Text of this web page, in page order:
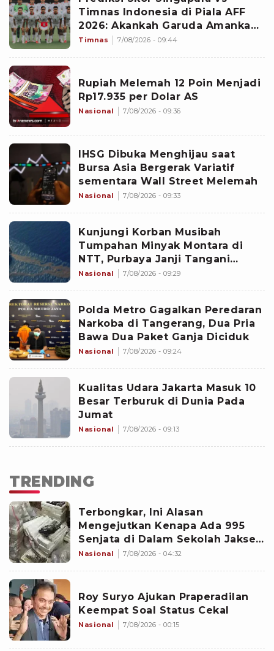
Timnas Indonesia di Piala AFF
2026: Akankah Garuda Amankan
Tiket Semifinal?
Timnas 7/08/2026 - 09:44
Rupiah Melemah 12 Poin Menjadi
Rp17.935 per Dolar AS
Nasional 7/08/2026 - 09:36
IHSG Dibuka Menghijau saat
Bursa Asia Bergerak Variatif
sementara Wall Street Melemah
Nasional 7/08/2026 - 09:33
Kunjungi Korban Musibah
Tumpahan Minyak Montara di
NTT, Purbaya Janji Tangani
Dampak Sosial-Ekonomi
Nasional 7/08/2026 - 09:29
Polda Metro Gagalkan Peredaran
Narkoba di Tangerang, Dua Pria
Bawa Dua Paket Ganja Diciduk
Nasional 7/08/2026 - 09:24
Kualitas Udara Jakarta Masuk 10
Besar Terburuk di Dunia Pada
Jumat
Nasional 7/08/2026 - 09:13
TRENDING
Terbongkar, Ini Alasan
Mengejutkan Kenapa Ada 995
Senjata di Dalam Sekolah Jaksel
Sejak 2020
Nasional 7/08/2026 - 04:32
Roy Suryo Ajukan Praperadilan
Keempat Soal Status Cekal
Nasional 7/08/2026 - 00:15